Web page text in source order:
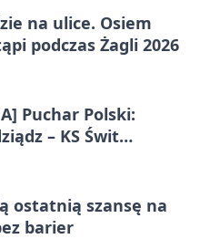
na ulice. Osiem
podczas Żagli 2026
Puchar Polski:
– KS Świt
prowadzenie
ostatnią szansę na
barier